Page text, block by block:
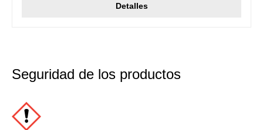
Detalles
Seguridad de los productos